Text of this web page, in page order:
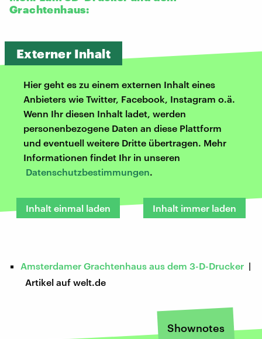
Grachtenhaus:
Externer Inhalt
Hier geht es zu einem externen Inhalt eines
Anbieters wie Twitter, Facebook, Instagram o.ä.
Wenn Ihr diesen Inhalt ladet, werden
personenbezogene Daten an diese Plattform
und eventuell weitere Dritte übertragen. Mehr
Informationen findet Ihr in unseren
Datenschutzbestimmungen.
Inhalt einmal laden Inhalt immer laden
Amsterdamer Grachtenhaus aus dem 3-D-Drucker |
Artikel auf welt.de
Shownotes